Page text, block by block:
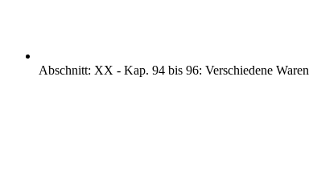
Abschnitt: XX - Kap. 94 bis 96: Verschiedene Waren